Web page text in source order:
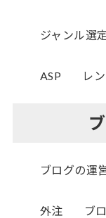
ジャンル選
ASP レ
ブログの運
外注 ブ